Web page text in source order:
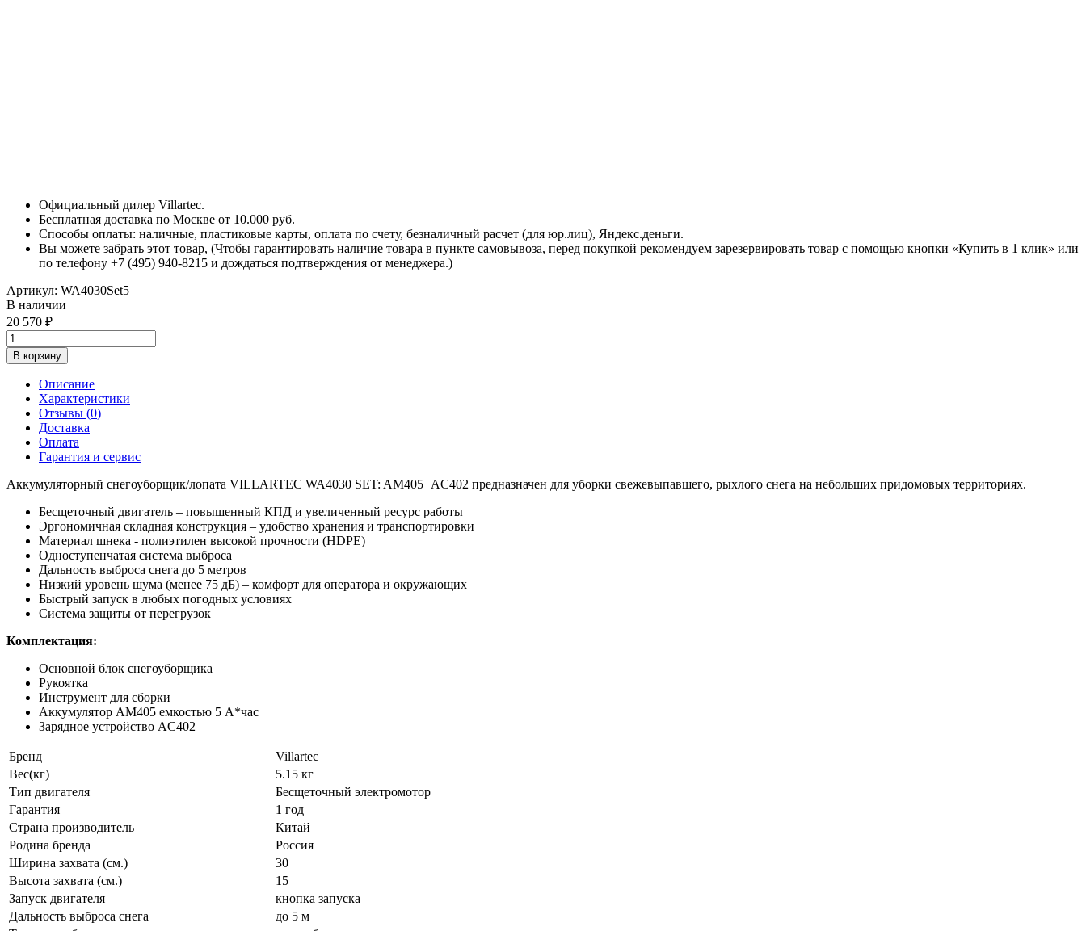
Официальный дилер Villartec.
Бесплатная доставка по Москве от 10.000 руб.
Способы оплаты: наличные, пластиковые карты, оплата по счету, безналичный расчет (для юр.лиц), Яндекс.деньги.
Вы можете забрать этот товар, (Чтобы гарантировать наличие товара в пункте самовывоза, перед покупкой рекомендуем зарезервировать товар с помощью кнопки «Купить в 1 клик» или
по телефону +7 (495) 940-8215 и дождаться подтверждения от менеджера.)
Артикул: WA4030Set5
В наличии
20 570
В корзину
Описание
Характеристики
Отзывы (0)
Доставка
Оплата
Гарантия и сервис
Аккумуляторный снегоуборщик/лопата VILLARTEC WA4030 SET: AM405+AC402 предназначен для уборки свежевыпавшего, рыхлого снега на небольших придомовых территориях.
Бесщеточный двигатель – повышенный КПД и увеличенный ресурс работы
Эргономичная складная конструкция – удобство хранения и транспортировки
Материал шнека - полиэтилен высокой прочности (HDPE)
Одноступенчатая система выброса
Дальность выброса снега до 5 метров
Низкий уровень шума (менее 75 дБ) – комфорт для оператора и окружающих
Быстрый запуск в любых погодных условиях
Система защиты от перегрузок
Комплектация:
Основной блок снегоуборщика
Рукоятка
Инструмент для сборки
Аккумулятор AM405 емкостью 5 А*час
Зарядное устройство AC402
Бренд
Villartec
Вес(кг)
5.15 кг
Тип двигателя
Бесщеточный электромотор
Гарантия
1 год
Страна производитель
Китай
Родина бренда
Россия
Ширина захвата (см.)
30
Высота захвата (см.)
15
Запуск двигателя
кнопка запуска
Дальность выброса снега
до 5 м